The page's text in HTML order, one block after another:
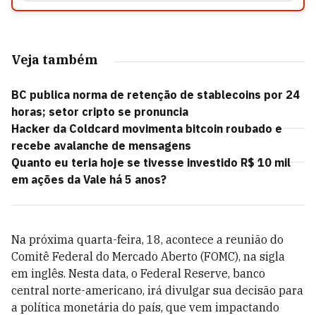
Veja também
BC publica norma de retenção de stablecoins por 24
horas; setor cripto se pronuncia
Hacker da Coldcard movimenta bitcoin roubado e
recebe avalanche de mensagens
Quanto eu teria hoje se tivesse investido R$ 10 mil
em ações da Vale há 5 anos?
Na próxima quarta-feira, 18, acontece a reunião do
Comitê Federal do Mercado Aberto (FOMC), na sigla
em inglês. Nesta data, o Federal Reserve, banco
central norte-americano, irá divulgar sua decisão para
a política monetária do país, que vem impactando